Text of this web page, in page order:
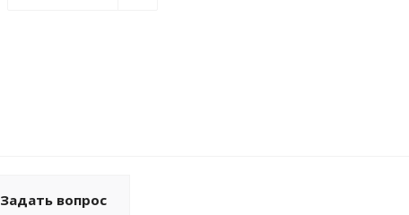
Задать вопрос